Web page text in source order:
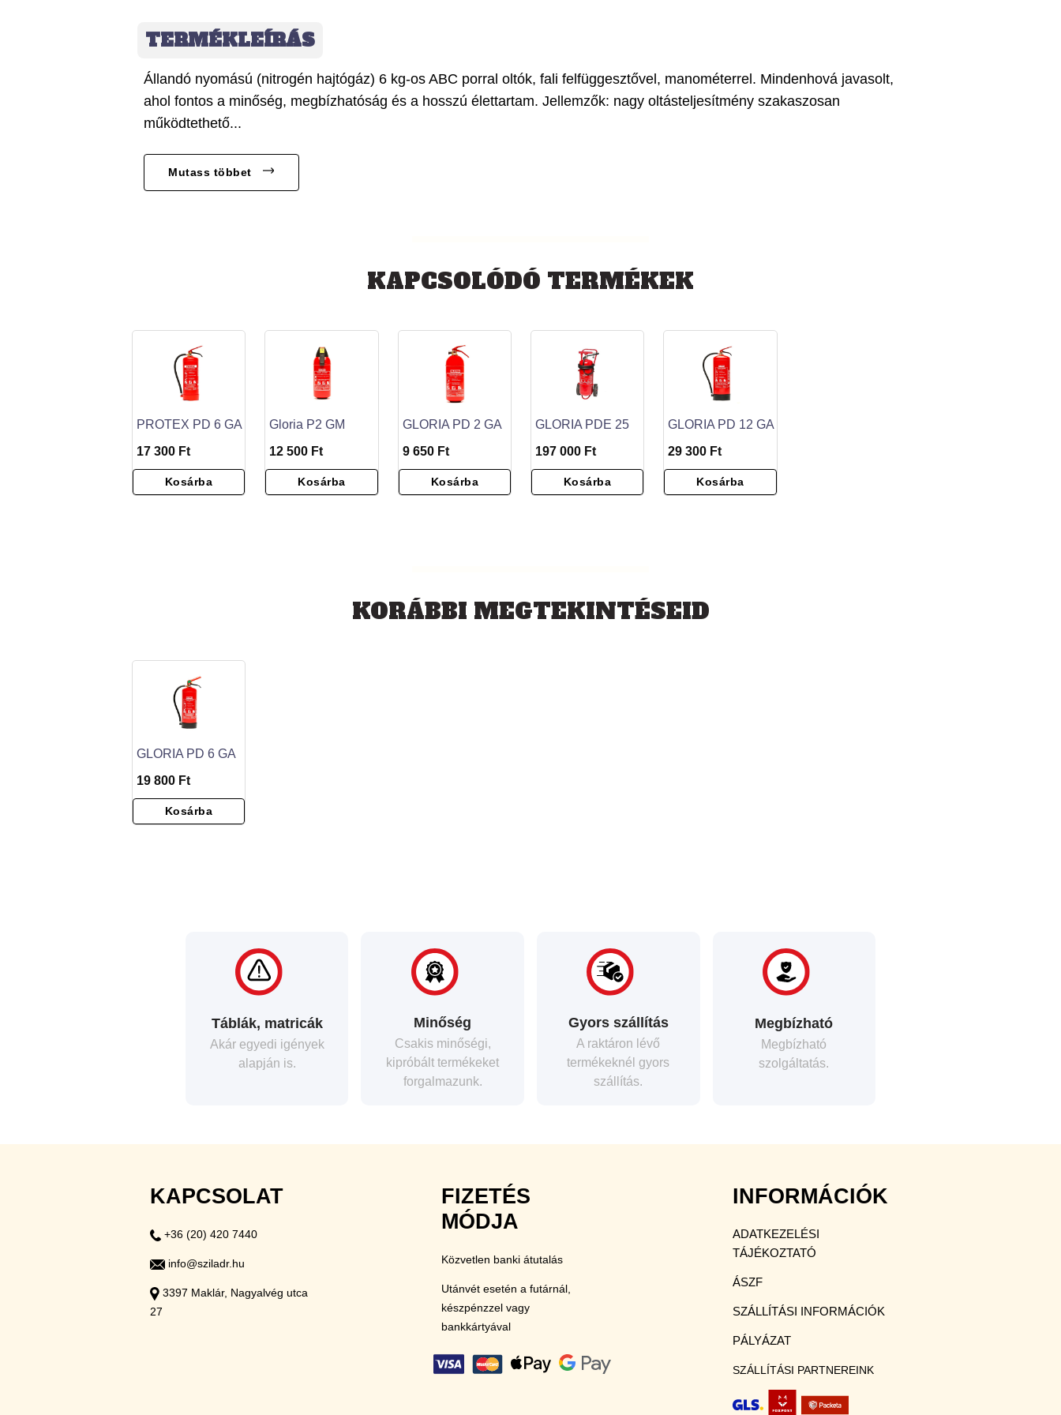
TERMÉKLEÍRÁS
Állandó nyomású (nitrogén hajtógáz) 6 kg-os ABC porral oltók, fali felfüggesztővel, manométerrel. Mindenhová javasolt,
ahol fontos a minőség, megbízhatóság és a hosszú élettartam. Jellemzők: nagy oltásteljesítmény szakaszosan
működtethető...
Mutass többet
KAPCSOLÓDÓ TERMÉKEK
PROTEX PD 6 GA
17 300 Ft
Kosárba
Gloria P2 GM
12 500 Ft
Kosárba
GLORIA PD 2 GA
9 650 Ft
Kosárba
GLORIA PDE 25
197 000 Ft
Kosárba
GLORIA PD 12 GA
29 300 Ft
Kosárba
KORÁBBI MEGTEKINTÉSEID
GLORIA PD 6 GA
19 800 Ft
Kosárba
Táblák, matricák
Akár egyedi igények
alapján is.
Minőség
Csakis minőségi,
kipróbált termékeket
forgalmazunk.
Gyors szállítás
A raktáron lévő
termékeknél gyors
szállítás.
Megbízható
Megbízható
szolgáltatás.
KAPCSOLAT
+36 (20) 420 7440
info@sziladr.hu
3397 Maklár, Nagyalvég utca
27
FIZETÉS
MÓDJA
Közvetlen banki átutalás
Utánvét esetén a futárnál,
készpénzzel vagy
bankkártyával
INFORMÁCIÓK
ADATKEZELÉSI
TÁJÉKOZTATÓ
ÁSZF
SZÁLLÍTÁSI INFORMÁCIÓK
PÁLYÁZAT
SZÁLLÍTÁSI PARTNEREINK